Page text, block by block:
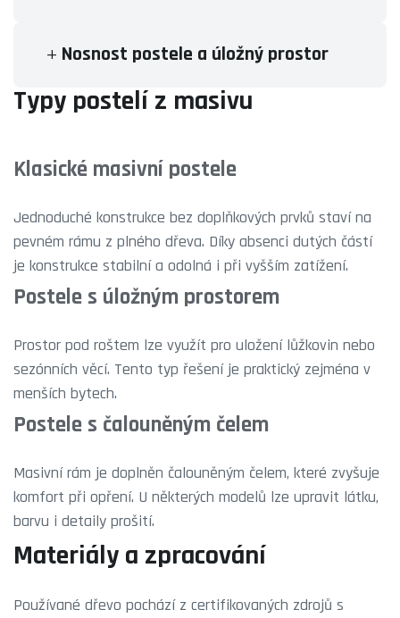
Nosnost postele a úložný prostor
Typy postelí z masivu
Klasické masivní postele
Jednoduché konstrukce bez doplňkových prvků staví na
pevném rámu z plného dřeva. Díky absenci dutých částí
je konstrukce stabilní a odolná i při vyšším zatížení.
Postele s úložným prostorem
Prostor pod roštem lze využít pro uložení lůžkovin nebo
sezónních věcí. Tento typ řešení je praktický zejména v
menších bytech.
Postele s čalouněným čelem
Masivní rám je doplněn čalouněným čelem, které zvyšuje
komfort při opření. U některých modelů lze upravit látku,
barvu i detaily prošití.
Materiály a zpracování
Používané dřevo pochází z certifikovaných zdrojů s